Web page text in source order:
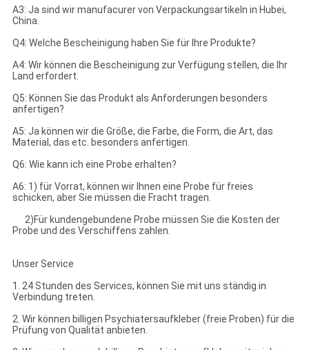
A3: Ja sind wir manufacurer von Verpackungsartikeln in Hubei,
China.
Q4: Welche Bescheinigung haben Sie für Ihre Produkte?
A4: Wir können die Bescheinigung zur Verfügung stellen, die Ihr
Land erfordert.
Q5: Können Sie das Produkt als Anforderungen besonders
anfertigen?
A5: Ja können wir die Größe, die Farbe, die Form, die Art, das
Material, das etc. besonders anfertigen.
Q6: Wie kann ich eine Probe erhalten?
A6: 1) für Vorrat, können wir Ihnen eine Probe für freies
schicken, aber Sie müssen die Fracht tragen.
2)Für kundengebundene Probe müssen Sie die Kosten der
Probe und des Verschiffens zahlen.
Unser Service
1. 24 Stunden des Services, können Sie mit uns ständig in
Verbindung treten.
2. Wir können billigen Psychiatersaufkleber (freie Proben) für die
Prüfung von Qualität anbieten.